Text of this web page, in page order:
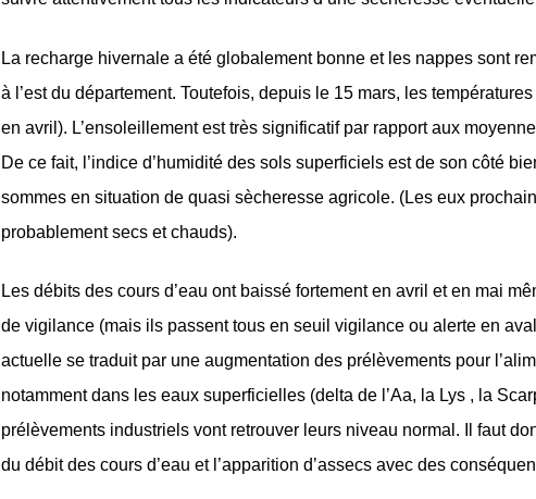
La recharge hivernale a été globalement bonne et les nappes sont
à l’est du département. Toutefois, depuis le 15 mars, les
en avril). L’ensoleillement est très significatif par rapport aux
De ce fait, l’indice d’humidité des sols superficiels est de son côté
sommes en situation de quasi sècheresse agricole. (Les eux
probablement secs et chauds).
Les débits des cours d’eau ont baissé fortement en avril et en mai
de vigilance (mais ils passent tous en seuil vigilance ou alerte en
actuelle se traduit par une augmentation des prélèvements pour
notamment dans les eaux superficielles (delta de l’Aa, la Lys , la
prélèvements industriels vont retrouver leurs niveau normal. Il faut
du débit des cours d’eau et l’apparition d’assecs avec des